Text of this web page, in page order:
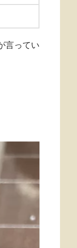
言ってい